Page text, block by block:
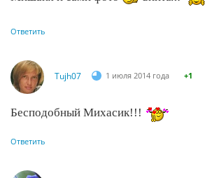
Ответить
Tujh07 1 июля 2014 года +1
Бесподобный Михасик!!!
Ответить